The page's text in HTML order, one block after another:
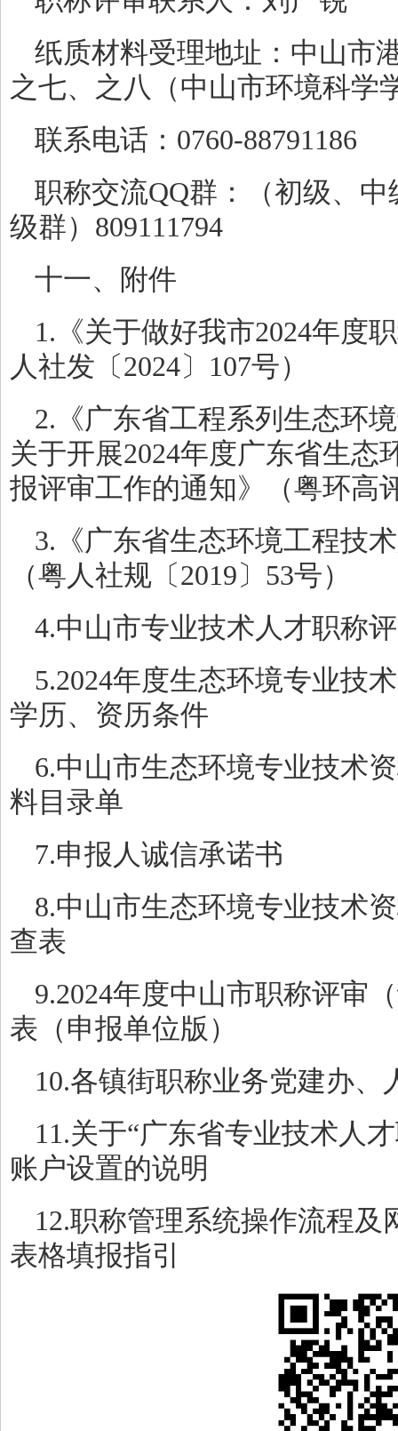
纸质材料受理地址：中山市
之七、之八（中山市环境科学
联系电话：0760-88791186
职称交流QQ群：（初级、中
级群）809111794
十一、附件
1.《关于做好我市2024年度
人社发〔2024〕107号）
2.《广东省工程系列生态环
关于开展2024年度广东省生态
报评审工作的通知》（粤环高
3.《广东省生态环境工程技
（粤人社规〔2019〕53号）
4.中山市专业技术人才职称
5.2024年度生态环境专业技
学历、资历条件
6.中山市生态环境专业技术
料目录单
7.申报人诚信承诺书
8.中山市生态环境专业技术
查表
9.2024年度中山市职称评审
表（申报单位版）
10.各镇街职称业务党建办、
11.关于“广东省专业技术人
账户设置的说明
12.职称管理系统操作流程
表格填报指引